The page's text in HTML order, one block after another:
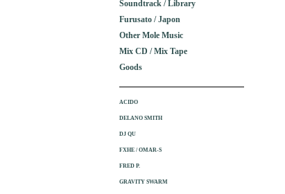
Soundtrack / Library
Furusato / Japon
Other Mole Music
Mix CD / Mix Tape
Goods
ACIDO
DELANO SMITH
DJ QU
FXHE / OMAR-S
FRED P.
GRAVITY SWARM